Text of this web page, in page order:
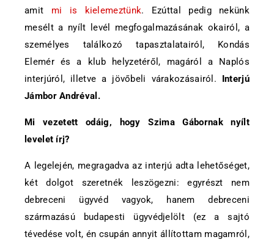
amit mi is kielemeztünk. Ezúttal pedig nekünk
mesélt a nyílt levél megfogalmazásának okairól, a
személyes találkozó tapasztalatairól, Kondás
Elemér és a klub helyzetéről, magáról a Naplós
interjúról, illetve a jövőbeli várakozásairól. Interjú
Jámbor Andréval.
Mi vezetett odáig, hogy Szima Gábornak nyílt
levelet írj?
A legelején, megragadva az interjú adta lehetőséget,
két dolgot szeretnék leszögezni: egyrészt nem
debreceni ügyvéd vagyok, hanem debreceni
származású budapesti ügyvédjelölt (ez a sajtó
tévedése volt, én csupán annyit állítottam magamról,